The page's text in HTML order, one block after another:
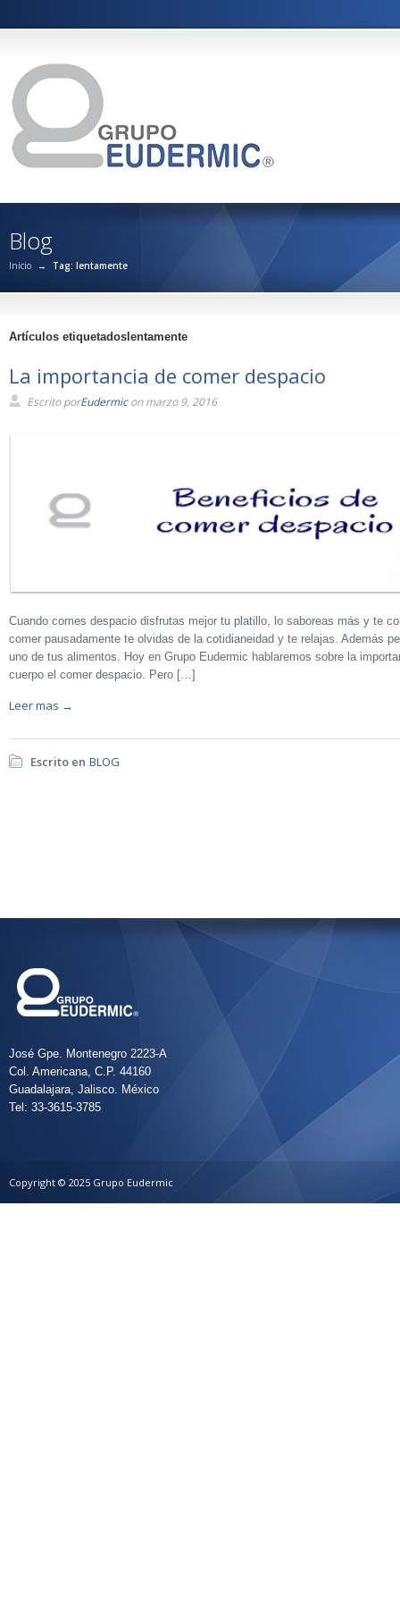
Blog
Inicio → Tag: lentamente
Artículos etiquetadoslentamente
La importancia de comer despacio
Escrito porEudermicon marzo 9, 2016
Cuando comes despacio disfrutas mejor tu platillo, lo saboreas más y te
comer pausadamente te olvidas de la cotidianeidad y te relajas. Además
uno de tus alimentos. Hoy en Grupo Eudermic hablaremos sobre la
cuerpo el comer despacio. Pero […]
Leer mas →
Escrito en BLOG
José Gpe. Montenegro 2223-A
Col. Americana, C.P. 44160
Guadalajara, Jalisco. México
Tel: 33-3615-3785
Copyright © 2025 Grupo Eudermic